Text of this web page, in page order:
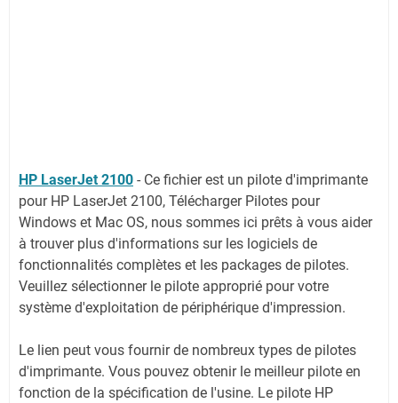
HP LaserJet 2100 - Ce fichier est un pilote d'imprimante
pour HP LaserJet 2100, Télécharger Pilotes pour
Windows et Mac OS, nous sommes ici prêts à vous aider
à trouver plus d'informations sur les logiciels de
fonctionnalités complètes et les packages de pilotes.
Veuillez sélectionner le pilote approprié pour votre
système d'exploitation de périphérique d'impression.
Le lien peut vous fournir de nombreux types de pilotes
d'imprimante. Vous pouvez obtenir le meilleur pilote en
fonction de la spécification de l'usine. Le pilote HP